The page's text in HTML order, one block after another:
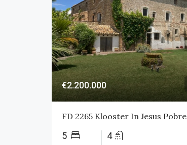
€2.200.000
FD 2265 Klooster In Jesus Pobre
5 4